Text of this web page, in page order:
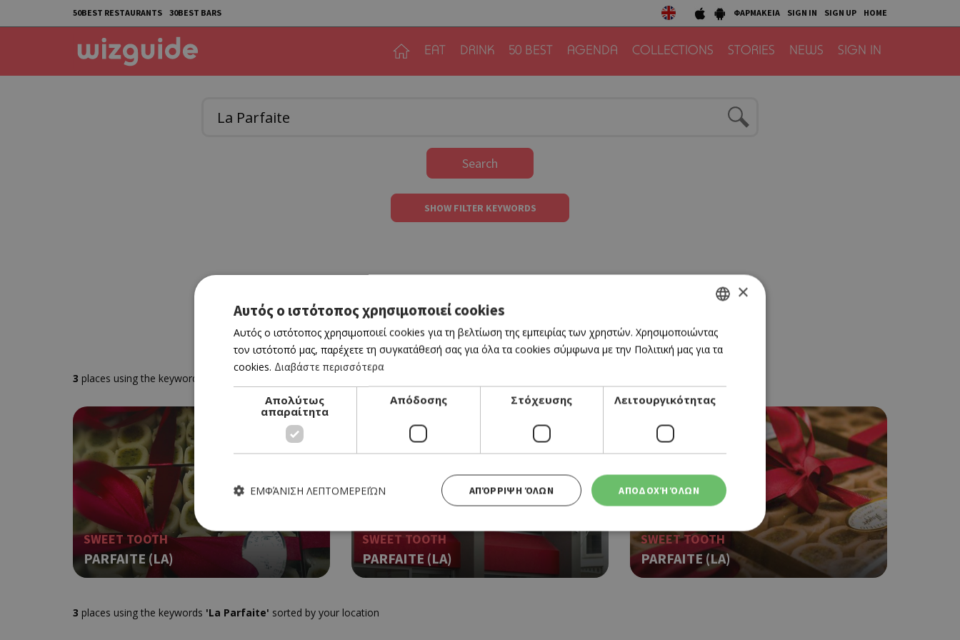
50BEST RESTAURANTS 30BEST BARS ΦΑΡΜΑΚΕΙΑ SIGN IN SIGN UP HOME
EAT DRINK 50 BEST AGENDA COLLECTIONS STORIES NEWS SIGN IN
Search
SHOW FILTER KEYWORDS
3 places using the keywords
SWEET TOOTH
PARFAITE (LA)
SWEET TOOTH
PARFAITE (LA)
SWEET TOOTH
PARFAITE (LA)
3 places using the keywords 'La Parfaite' sorted by your location
GREEK
ENGLISH
×
Αυτός ο ιστότοπος χρησιμοποιεί cookies
Αυτός ο ιστότοπος χρησιμοποιεί cookies για τη βελτίωση της εμπειρίας των χρηστών. Χρησιμοποιώντας
τον ιστότοπό μας, παρέχετε τη συγκατάθεσή σας για όλα τα cookies σύμφωνα με την Πολιτική μας για τα
cookies. Διαβάστε περισσότερα
Απολύτως
απαραίτητα
Απόδοσης Στόχευσης Λειτουργικότητας
ΑΠΟΔΟΧΉ ΌΛΩΝ
ΑΠΌΡΡΙΨΗ ΌΛΩΝ
ΕΜΦΆΝΙΣΗ ΛΕΠΤΟΜΕΡΕΙΏΝ
Απολύτως απαραίτητα Απόδοσης
Προμηθευτής